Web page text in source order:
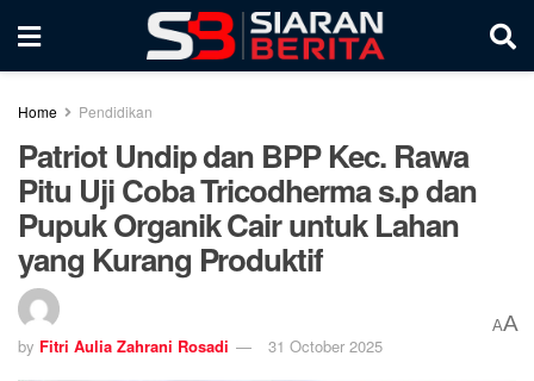
Home Pendidikan
Patriot Undip dan BPP Kec. Rawa
Pitu Uji Coba Tricodherma s.p dan
Pupuk Organik Cair untuk Lahan
yang Kurang Produktif
by Fitri Aulia Zahrani Rosadi 31 October 2025
AA